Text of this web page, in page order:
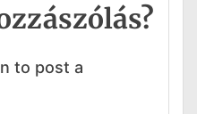
to post a